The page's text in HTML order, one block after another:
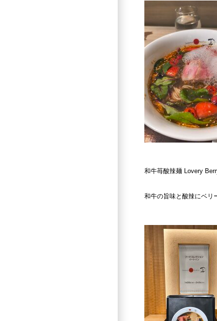
和牛苺酸辣麺 Lovery
和牛の旨味と酸辣にベリ